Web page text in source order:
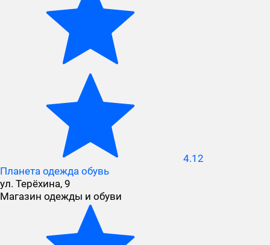
4.12
Планета одежда обувь
ул. Терёхина, 9
Магазин одежды и обуви